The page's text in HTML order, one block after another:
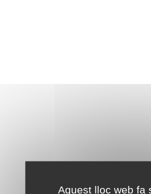
Aquest lloc web fa